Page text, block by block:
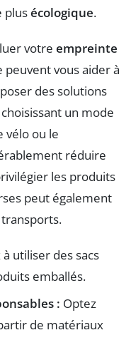
plusécologique.
votre empreinte
peuvent vous aider à
des solutions
un mode
vélo ou le
réduire
les produits
peut également
à utiliser des sacs
emballés.
: Optez
de matériaux